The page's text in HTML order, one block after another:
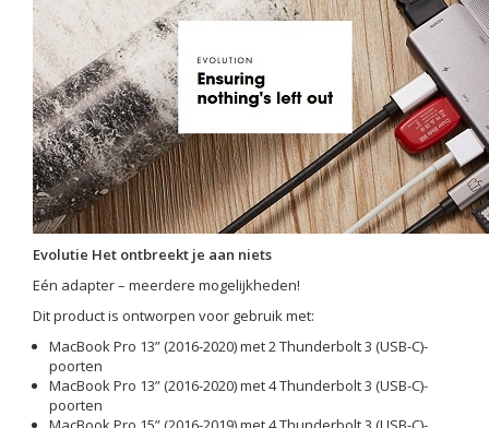
Evolutie Het ontbreekt je aan niets
Eén adapter – meerdere mogelijkheden!
Dit product is ontworpen voor gebruik met:
MacBook Pro 13” (2016-2020) met 2 Thunderbolt 3 (USB-C)-
poorten
MacBook Pro 13” (2016-2020) met 4 Thunderbolt 3 (USB-C)-
poorten